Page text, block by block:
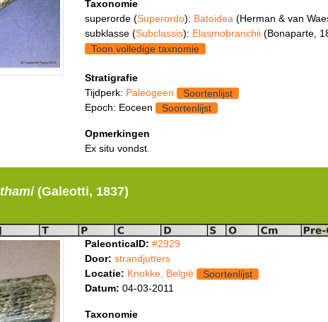
Taxonomie
superorde (Superordo): Batoidea (Herman & van
subklasse (Subclassis): Elasmobranchii (Bonaparte,
Toon volledige taxnomie
Stratigrafie
Tijdperk: Paleogeen
Soortenlijst
Epoch: Eoceen
Soortenlijst
Opmerkingen
Ex situ vondst.
(Galeotti, 1837)
PaleonticaID: #2929
Door: strandjutters
Locatie: Knokke, België
Soortenlijst
Datum: 04-03-2011
Taxonomie